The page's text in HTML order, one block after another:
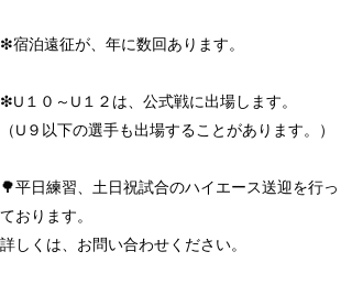
❇︎宿泊遠征が、年に数回あります。
❇︎U１０～U１２は、公式戦に出場します。
（U９以下の選手も出場することがあります。）
🌳平日練習、土日祝試合のハイエース送迎を行っ
ております。
詳しくは、お問い合わせください。